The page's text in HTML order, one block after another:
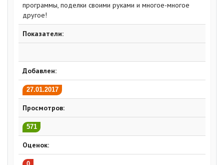
программы, поделки своими руками и многое-многое
другое!
Показатели:
Добавлен:
27.01.2017
Просмотров:
571
Оценок: